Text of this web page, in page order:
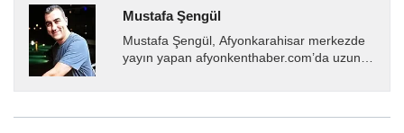
Mustafa Şengül
Mustafa Şengül, Afyonkarahisar merkezde
yayın yapan afyonkenthaber.com’da uzun
almakta, haber akışı...